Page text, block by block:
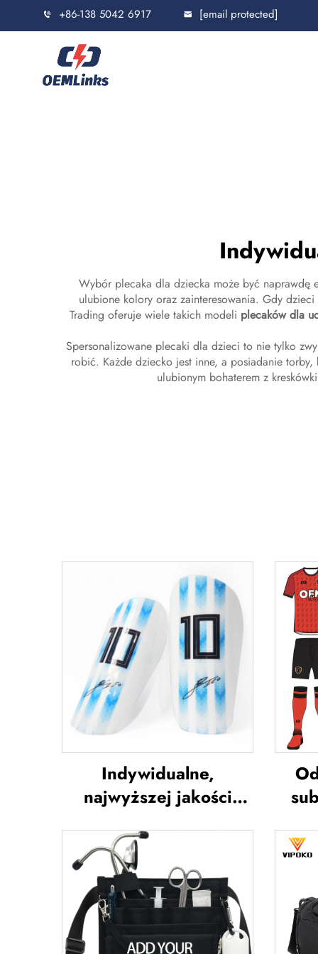
+86-138 5042 6917 [email protected]
Wybór plecaka dla dziecka może być naprawdę
ulubione kolory oraz zainteresowania. Gdy
Trading oferuje wiele takich modeli plecaków dla
Spersonalizowane plecaki dla dzieci to nie tylko
robić. Każde dziecko jest inne, a posiadanie
ulubionym bohaterem z
Indywidualne,
najwyższej jakości
do piłki nożnej,
ochraniacze na piszczel
do piłki nożnej,
ochrona na nogi,
ochraniacze na piszczel